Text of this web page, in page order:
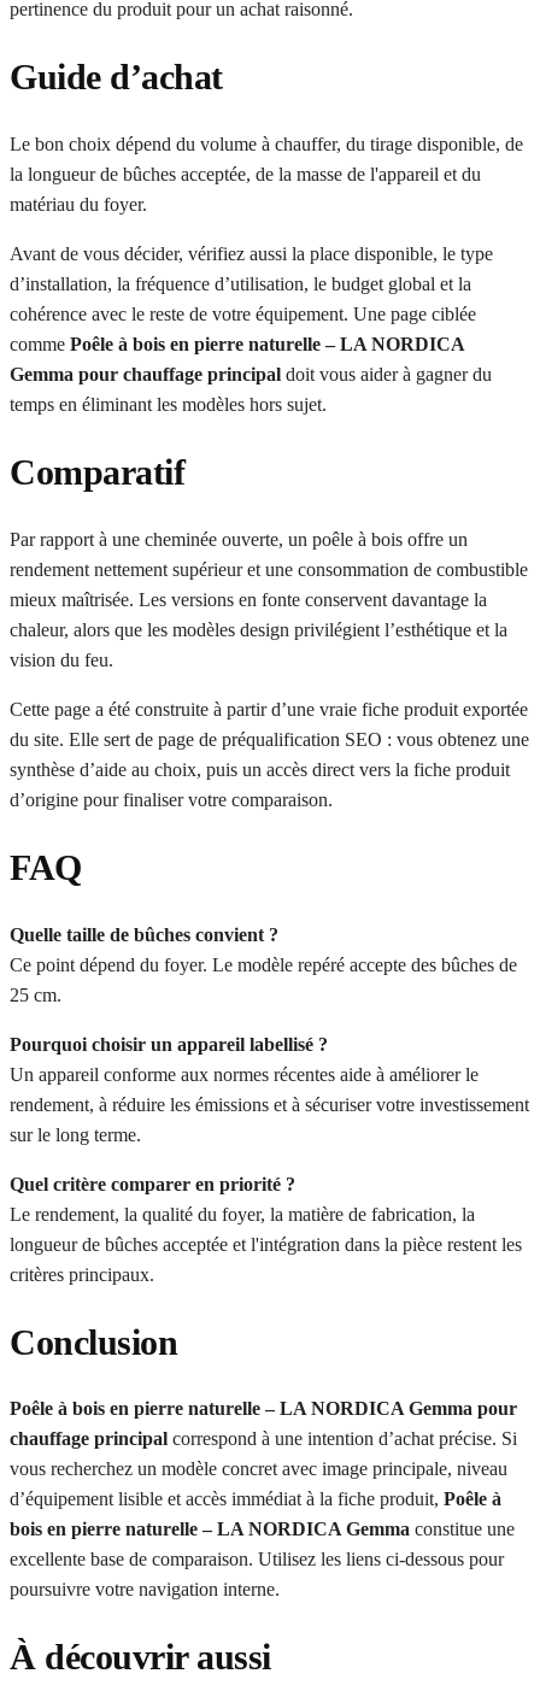
pertinence du produit pour un achat raisonné.
Guide d’achat
Le bon choix dépend du volume à chauffer, du tirage disponible, de
la longueur de bûches acceptée, de la masse de l'appareil et du
matériau du foyer.
Avant de vous décider, vérifiez aussi la place disponible, le type
d’installation, la fréquence d’utilisation, le budget global et la
cohérence avec le reste de votre équipement. Une page ciblée
comme Poêle à bois en pierre naturelle – LA NORDICA
Gemma pour chauffage principal doit vous aider à gagner du
temps en éliminant les modèles hors sujet.
Comparatif
Par rapport à une cheminée ouverte, un poêle à bois offre un
rendement nettement supérieur et une consommation de combustible
mieux maîtrisée. Les versions en fonte conservent davantage la
chaleur, alors que les modèles design privilégient l’esthétique et la
vision du feu.
Cette page a été construite à partir d’une vraie fiche produit exportée
du site. Elle sert de page de préqualification SEO : vous obtenez une
synthèse d’aide au choix, puis un accès direct vers la fiche produit
d’origine pour finaliser votre comparaison.
FAQ
Quelle taille de bûches convient ?
Ce point dépend du foyer. Le modèle repéré accepte des bûches de
25 cm.
Pourquoi choisir un appareil labellisé ?
Un appareil conforme aux normes récentes aide à améliorer le
rendement, à réduire les émissions et à sécuriser votre investissement
sur le long terme.
Quel critère comparer en priorité ?
Le rendement, la qualité du foyer, la matière de fabrication, la
longueur de bûches acceptée et l'intégration dans la pièce restent les
critères principaux.
Conclusion
Poêle à bois en pierre naturelle – LA NORDICA Gemma pour
chauffage principal correspond à une intention d’achat précise. Si
vous recherchez un modèle concret avec image principale, niveau
d’équipement lisible et accès immédiat à la fiche produit, Poêle à
bois en pierre naturelle – LA NORDICA Gemma constitue une
excellente base de comparaison. Utilisez les liens ci-dessous pour
poursuivre votre navigation interne.
À découvrir aussi